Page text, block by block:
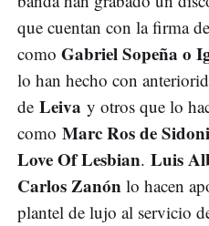
que cuentan con la firma
como Gabriel Sopeña o
lo han hecho con
de Leiva y otros que lo
como Marc Ros de
Love Of Lesbian. Luis
Carlos Zanón lo hacen
plantel de lujo al servicio